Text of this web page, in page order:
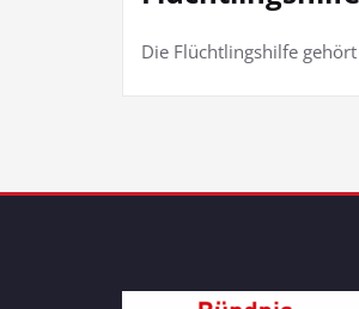
Die Flüchtlingshilfe